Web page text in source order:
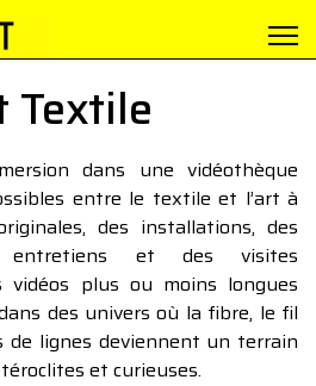
Textile
dans une vidéothèque
entre le textile et l’art à
des installations, des
entretiens et des visites
vidéos plus ou moins longues
des univers où la fibre, le fil
de lignes deviennent un terrain
et curieuses.